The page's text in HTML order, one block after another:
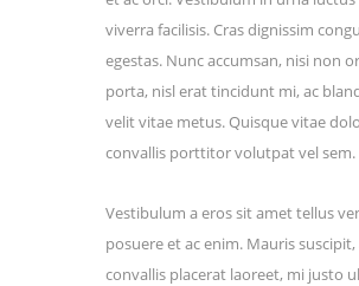
viverra facilisis. Cras dignissim
egestas. Nunc accumsan, nisi non
porta, nisl erat tincidunt mi, ac
velit vitae metus. Quisque vitae
convallis porttitor volutpat vel sem.
Vestibulum a eros sit amet tellus
posuere et ac enim. Mauris
convallis placerat laoreet, mi justo